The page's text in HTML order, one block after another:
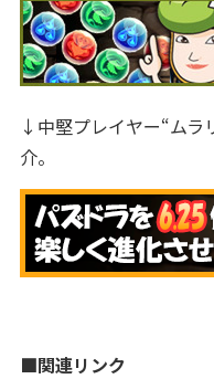
↓中堅プレイヤー“ムラ
介。
■関連リンク